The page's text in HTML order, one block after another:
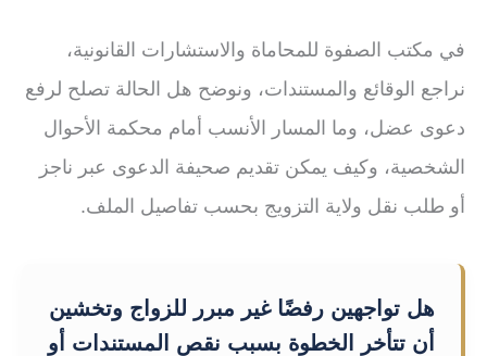
في مكتب الصفوة للمحاماة والاستشارات القانونية،
نراجع الوقائع والمستندات، ونوضح هل الحالة تصلح لرفع
دعوى عضل، وما المسار الأنسب أمام محكمة الأحوال
الشخصية، وكيف يمكن تقديم صحيفة الدعوى عبر ناجز
أو طلب نقل ولاية التزويج بحسب تفاصيل الملف.
هل تواجهين رفضًا غير مبرر للزواج وتخشين
أن تتأخر الخطوة بسبب نقص المستندات أو